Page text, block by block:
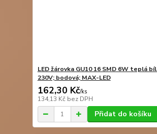
LED žárovka GU10 16 SMD 6W teplá
230V; bodová; MAX-LED
162,30 Kč/ks
134,13 Kč bez DPH
Přidat do košíku